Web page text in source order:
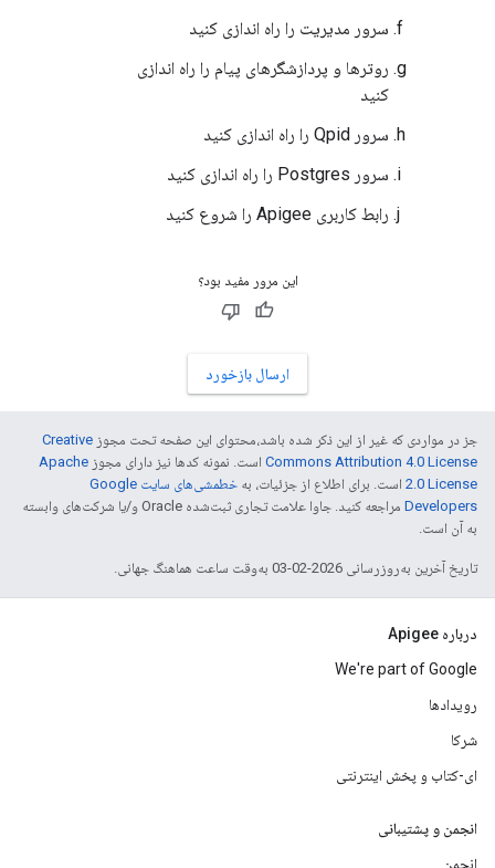
سرور مدیریت را راه اندازی کنید
روترها و پردازشگرهای پیام را راه اندازی
کنید
سرور Qpid را راه اندازی کنید
سرور Postgres را راه اندازی کنید
رابط کاربری Apigee را شروع کنید
این مرور مفید بود؟
ارسال بازخورد
جز در مواردی که غیر از این ذکر شده باشد،‌محتوای این صفحه تحت مجوز Creative
Commons Attribution 4.0 License است. نمونه کدها نیز دارای مجوز Apache
2.0 License است. برای اطلاع از جزئیات، به
خطمشی‌های سایت Google
Developers‏
مراجعه کنید. جاوا علامت تجاری ثبت‌شده Oracle و/یا شرکت‌های وابسته
به آن است.
تاریخ آخرین به‌روزرسانی 2026-02-03 به‌وقت ساعت هماهنگ جهانی.
درباره Apigee
We're part of Google
رویدادها
شرکا
ای-کتاب و پخش اینترنتی
انجمن و پشتیبانی
انجمن